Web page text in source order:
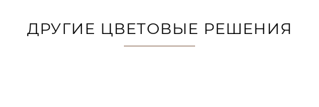
ДРУГИЕ ЦВЕТОВЫЕ РЕШЕНИЯ